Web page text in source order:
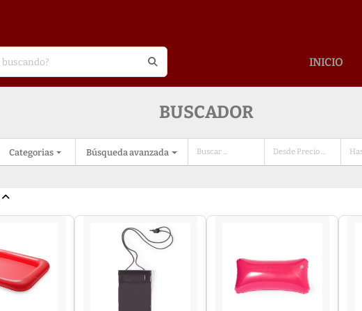
INICIO
BUSCADOR
Categorias Búsqueda avanzada